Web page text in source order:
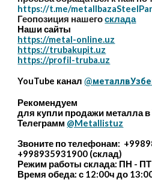
https://t.me/
Геопозиция нашего склада
Наши сайты
https://metal-online.uz
https://trubakupit.uz
https://profil-truba.uz
YouTube канал
Рекомендуем
для купли продажи металла в
Телеграмм @Metallistuz
Звоните по телефонам:
+998935931900 (склад)
Режим работы склада: ПН - ПТ
Время обеда: с 12:00ч до